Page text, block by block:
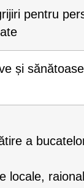
pentru
și
a
locale,